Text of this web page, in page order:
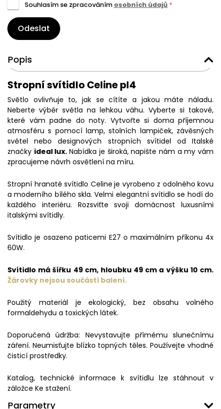
Souhlasím se zpracováním osobních údajů *
Odeslat
Popis
Stropní svítidlo Celine pl4
Světlo ovlivňuje to, jak se cítíte a jakou máte náladu.
Neberte výběr světla na lehkou váhu. Vyberte si takové,
které vám padne do noty. Vytvořte si doma příjemnou
atmosféru s pomocí lamp, stolních lampiček, závěsných
světel nebo designových stropních svítidel od Italské
značky ideal lux.Nabídka je široká, napište nám a my vám
zpracujeme návrh osvětlení na míru.
Stropní hranaté svítidlo Celine je vyrobeno z odolného kovu
a moderního bílého skla. Velmi elegantní svítidlo se hodí do
každého interiéru. Rozsviťte svoji domácnost luxusními
italskými svítidly.
Svítidlo je osazeno paticemi E27 o maximálním příkonu 4x
60W.
Svítidlo má šířku 49 cm, hloubku 49 cm a výšku 10 cm.
Žárovky nejsou součástí balení.
Použitý materiál je ekologický, bez obsahu volného
formaldehydu a toxických látek.
Doporučená údržba: Nevystavujte přímému slunečnímu
záření. Neumisťujte blízko topných těles. Používejte vhodné
čisticí prostředky.
Katalog, technické informace k svítidlu lze stáhnout v
záložce Ke stažení.
Parametry